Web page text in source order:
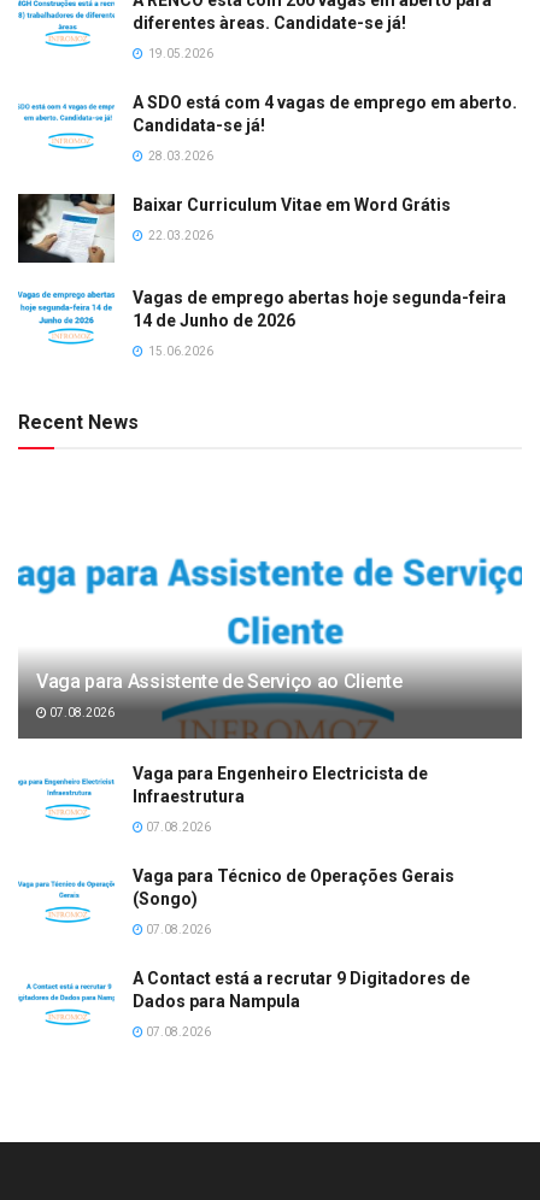
diferentes àreas. Candidate-se já!
19.05.2026
A SDO está com 4 vagas de emprego em aberto.
Candidata-se já!
28.03.2026
Baixar Curriculum Vitae em Word Grátis
22.03.2026
Vagas de emprego abertas hoje segunda-feira
14 de Junho de 2026
15.06.2026
Recent News
Vaga para Assistente de Serviço ao Cliente
07.08.2026
Vaga para Engenheiro Electricista de
Infraestrutura
07.08.2026
Vaga para Técnico de Operações Gerais
(Songo)
07.08.2026
A Contact está a recrutar 9 Digitadores de
Dados para Nampula
07.08.2026